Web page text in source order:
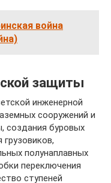
война
защиты​
инженерной
сооружений и
создания буровых
полунаплавных
переключения
ступеней